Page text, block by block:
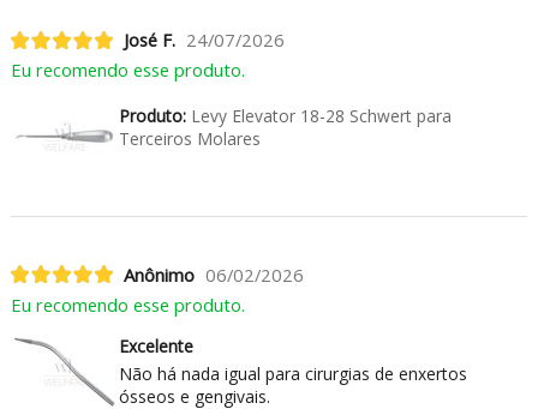
José F. 24/07/2026
Eu recomendo esse produto.
Produto:Levy Elevator 18-28 Schwert para
Terceiros Molares
Anônimo 06/02/2026
Eu recomendo esse produto.
Excelente
Não há nada igual para cirurgias de enxertos
ósseos e gengivais.